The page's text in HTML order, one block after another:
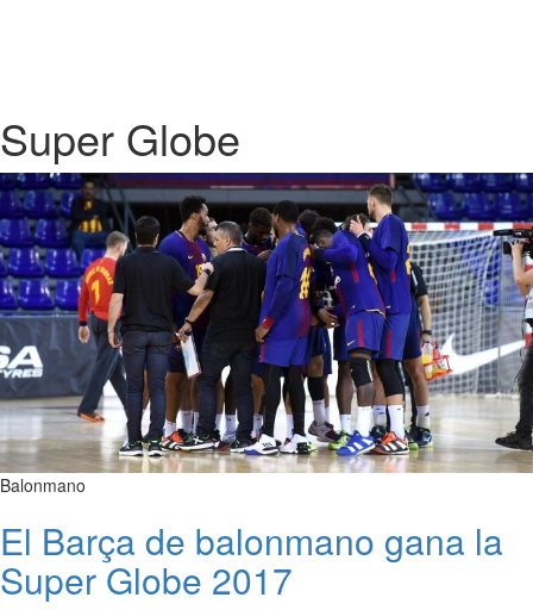
Super Globe
Balonmano
El Barça de balonmano gana la
Super Globe 2017